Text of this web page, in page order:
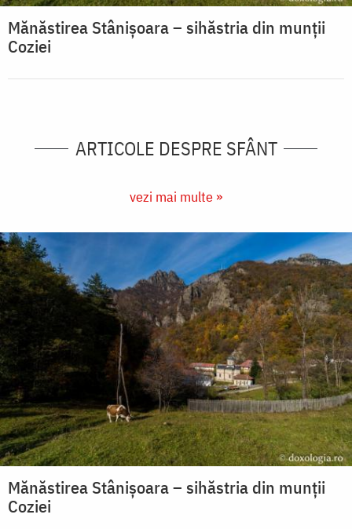
Mănăstirea Stânișoara – sihăstria din munții
Coziei
ARTICOLE DESPRE SFÂNT
vezi mai multe »
Mănăstirea Stânișoara – sihăstria din munții
Coziei